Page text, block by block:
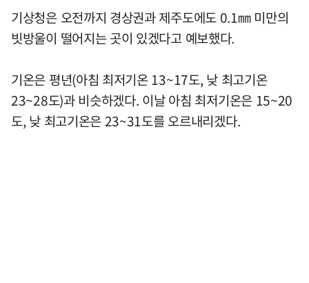
기상청은 오전까지 경상권과 제주도에도 0.1㎜ 미만의
빗방울이 떨어지는 곳이 있겠다고 예보했다.
기온은 평년(아침 최저기온 13~17도, 낮 최고기온
23~28도)과 비슷하겠다. 이날 아침 최저기온은 15~20
도, 낮 최고기온은 23~31도를 오르내리겠다.